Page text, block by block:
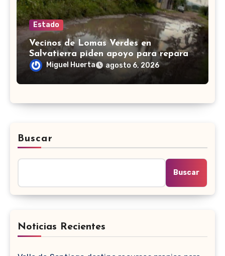
Estado
Vecinos de Lomas Verdes en
Salvatierra piden apoyo para reparar
calle Pinos, intransitable por lluvias
Miguel Huerta agosto 6, 2026
Buscar
Buscar
Noticias Recientes